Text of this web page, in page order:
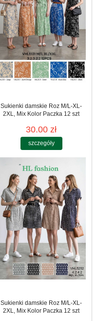
Sukienki damskie Roz M/L-XL-
2XL, Mix Kolor Paczka 12 szt
30.00 zł
szczegóły
Sukienki damskie Roz M/L-XL-
2XL, Mix Kolor Paczka 12 szt